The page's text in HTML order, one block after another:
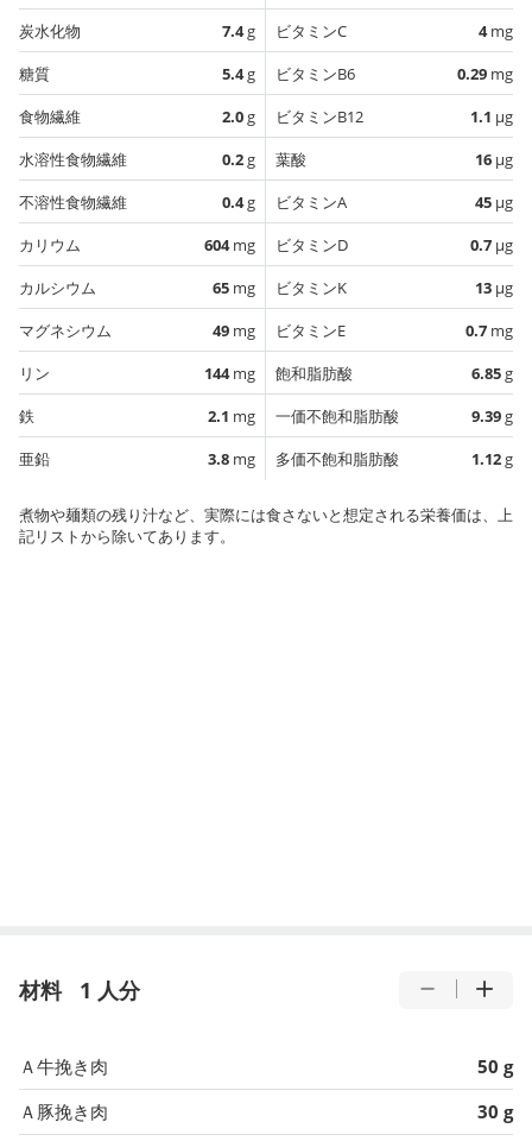
炭水化物
7.4g
糖質
5.4g
食物繊維
2.0g
水溶性食物繊維
0.2g
不溶性食物繊維
0.4g
カリウム
604mg
カルシウム
65 mg
マグネシウム
49 mg
リン
144mg
鉄
2.1 mg
亜鉛
3.8 mg
ビタミンC
4mg
ビタミンB6
0.29 mg
ビタミンB12
1.1 µg
葉酸
16 µg
ビタミンA
45 µg
ビタミンD
0.7 µg
ビタミンK
13 µg
ビタミンE
0.7 mg
飽和脂肪酸
6.85g
一価不飽和脂肪酸
9.39g
多価不飽和脂肪酸
1.12g
煮物や麺類の残り汁など、実際には食さないと想定される栄養価は、上
記リストから除いてあります。
材料 1 人分
Ａ牛挽き肉
50 g
Ａ豚挽き肉
30 g